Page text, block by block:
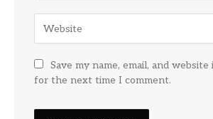
Save my name, email, and
for the next time I comment.